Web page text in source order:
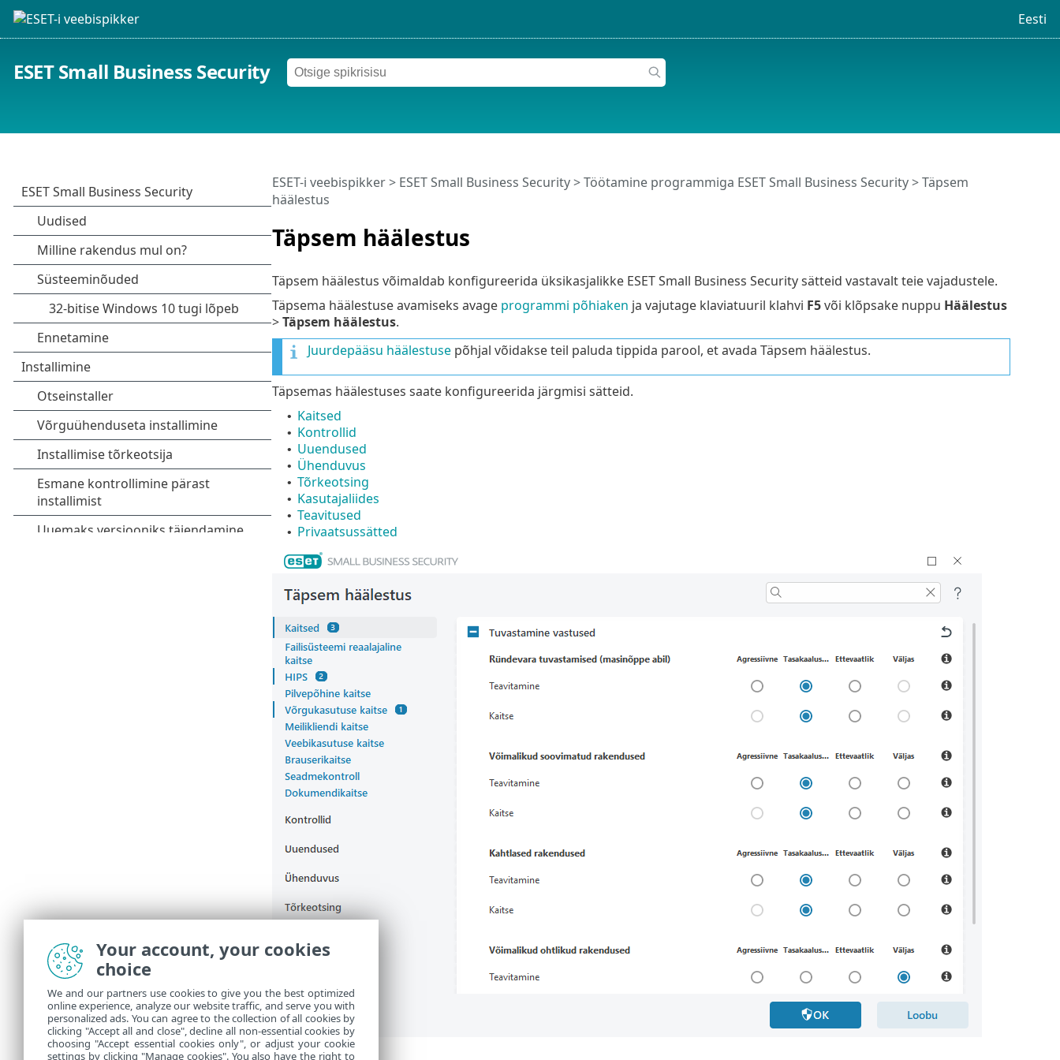
Eesti
ESET Small Business Security
Täpsem häälestus
ESET-i veebispikker> ESET Small Business Security>Töötamine programmiga ESET Small Business Security> Täpsem
häälestus
Täpsem häälestus võimaldab konfigureerida üksikasjalikke ESET Small Business Security sätteid vastavalt teie vajadustele.
Täpsema häälestuse avamiseks avage programmi põhiaken ja vajutage klaviatuuril klahvi F5või klõpsake nuppu Häälestus
>Täpsem häälestus.
Juurdepääsu häälestusepõhjal võidakse teil paluda tippida parool, et avada Täpsem häälestus.
Täpsemas häälestuses saate konfigureerida järgmisi sätteid.
• Kaitsed
• Kontrollid
• Uuendused
• Ühenduvus
• Tõrkeotsing
• Kasutajaliides
• Teavitused
• Privaatsussätted
Your account, your cookies
choice
We and our partners use cookies to give you the best optimized
online experience, analyze our website traffic, and serve you with
personalized ads. You can agree to the collection of all cookies by
clicking "Accept all and close", decline all non-essential cookies by
choosing "Accept essential cookies only", or adjust your cookie
settings by clicking "Manage cookies". You also have the right to